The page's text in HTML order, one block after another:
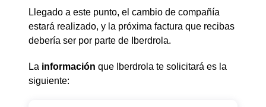
Llegado a este punto, el cambio de compañía
estará realizado, y la próxima factura que recibas
debería ser por parte de Iberdrola.
La información que Iberdrola te solicitará es la
siguiente: